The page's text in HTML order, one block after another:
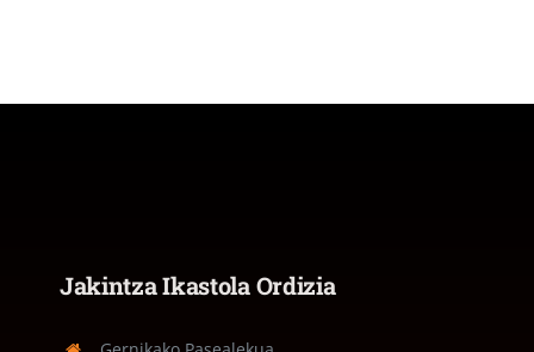
Jakintza Ikastola Ordizia